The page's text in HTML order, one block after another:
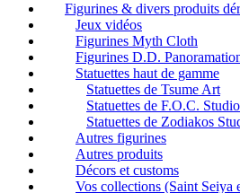
Figurines & divers produits
Jeux vidéos
Figurines Myth Cloth
Figurines D.D.
Statuettes haut de gamme
Statuettes de Tsume Art
Statuettes de F.O.C. Studio
Statuettes de Zodiakos
Autres figurines
Autres produits
Décors et customs
Vos collections (Saint Seiya